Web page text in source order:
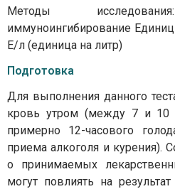
Методы
иммуноингибирование
Е/л (единица на литр)
Подготовка
Для выполнения данного
кровь утром (между 7 и 10
примерно 12-часового
приема алкоголя и курения).
о принимаемых
могут повлиять на